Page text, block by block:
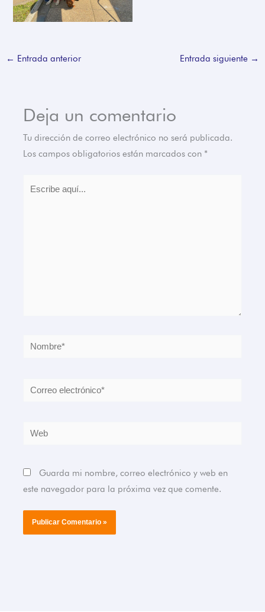
← Entrada anterior Entrada siguiente →
Deja un comentario
Tu dirección de correo electrónico no será publicada.
Los campos obligatorios están marcados con *
Nombre*
Correo
Web
Guarda mi nombre, correo electrónico y web en
este navegador para la próxima vez que comente.